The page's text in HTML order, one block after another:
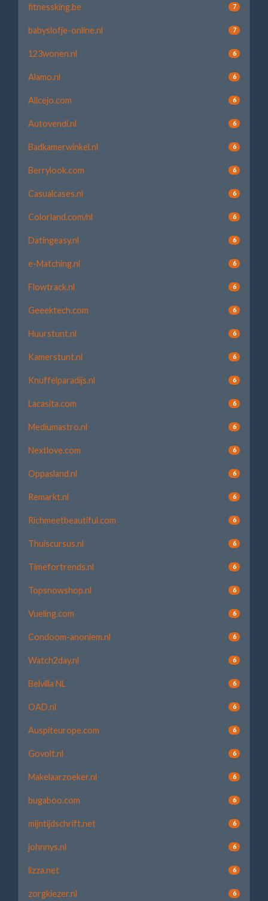
fitnessking.be 7
babyslofje-online.nl 7
123wonen.nl 6
Alamo.nl 6
Alicejo.com 6
Autovendi.nl 6
Badkamerwinkel.nl 6
Berrylook.com 6
Casualcases.nl 6
Colorland.com/nl 6
Datingeasy.nl 6
e-Matching.nl 6
Flowtrack.nl 6
Geeektech.com 6
Huurstunt.nl 6
Kamerstunt.nl 6
Knuffelparadijs.nl 6
Lacasita.com 6
Mediumastro.nl 6
Nextlove.com 6
Oppasland.nl 6
Remarkt.nl 6
Richmeetbeautiful.com 6
Thuiscursus.nl 6
Timefortrends.nl 6
Topsnowshop.nl 6
Vueling.com 6
Condoom-anoniem.nl 6
Watch2day.nl 6
Belvilla NL 6
OAD.nl 6
Auspiteurope.com 6
Govolt.nl 6
Makelaarzoeker.nl 6
bugaboo.com 6
mijntijdschrift.net 6
johnnys.nl 6
lizza.net 6
zorgkiezer.nl 6